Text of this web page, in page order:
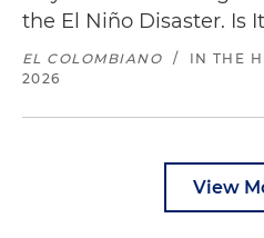
the El Niño Disaster. Is
EL COLOMBIANO / IN THE
2026
View